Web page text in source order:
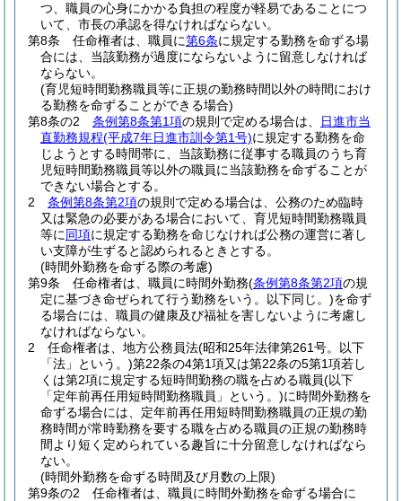
つ、職員の心身にかかる負担の程度が軽易であることにつ
いて、市長の承認を得なければならない。
第8条
任命権者は、職員に第6条に規定する勤務を命ずる場
合には、当該勤務が過度にならないように留意しなければ
ならない。
(育児短時間勤務職員等に正規の勤務時間以外の時間におけ
る勤務を命ずることができる場合)
第8条の2
条例第8条第1項の規則で定める場合は、
日進市当
直勤務規程(平成7年日進市訓令第1号)に規定する勤務を命
じようとする時間帯に、当該勤務に従事する職員のうち育
児短時間勤務職員等以外の職員に当該勤務を命ずることが
できない場合とする。
2
条例第8条第2項の規則で定める場合は、公務のため臨時
又は緊急の必要がある場合において、育児短時間勤務職員
等に同項に規定する勤務を命じなければ公務の運営に著し
い支障が生ずると認められるときとする。
(時間外勤務を命ずる際の考慮)
第9条
任命権者は、職員に時間外勤務(条例第8条第2項の規
定に基づき命ぜられて行う勤務をいう。以下同じ。)を命ず
る場合には、職員の健康及び福祉を害しないように考慮し
なければならない。
2
任命権者は、地方公務員法(昭和25年法律第261号。以下
「法」という。)第22条の4第1項又は第22条の5第1項若し
くは第2項に規定する短時間勤務の職を占める職員(以下
「定年前再任用短時間勤務職員」という。)に時間外勤務を
命ずる場合には、定年前再任用短時間勤務職員の正規の勤
務時間が常時勤務を要する職を占める職員の正規の勤務時
間より短く定められている趣旨に十分留意しなければなら
ない。
(時間外勤務を命ずる時間及び月数の上限)
第9条の2
任命権者は、職員に時間外勤務を命ずる場合に